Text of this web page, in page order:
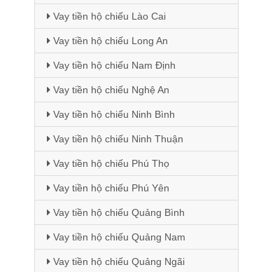
Vay tiền hộ chiếu Lào Cai
Vay tiền hộ chiếu Long An
Vay tiền hộ chiếu Nam Định
Vay tiền hộ chiếu Nghệ An
Vay tiền hộ chiếu Ninh Bình
Vay tiền hộ chiếu Ninh Thuận
Vay tiền hộ chiếu Phú Thọ
Vay tiền hộ chiếu Phú Yên
Vay tiền hộ chiếu Quảng Bình
Vay tiền hộ chiếu Quảng Nam
Vay tiền hộ chiếu Quảng Ngãi